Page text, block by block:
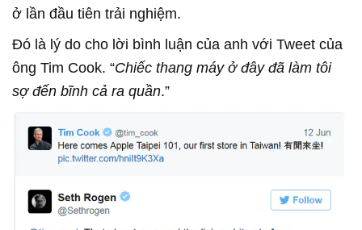
ở lần đầu tiên trải nghiệm.
Đó là lý do cho lời bình luận của anh với Tweet của
ông Tim Cook. “Chiếc thang máy ở đây đã làm tôi
sợ đến bĩnh cả ra quần.”